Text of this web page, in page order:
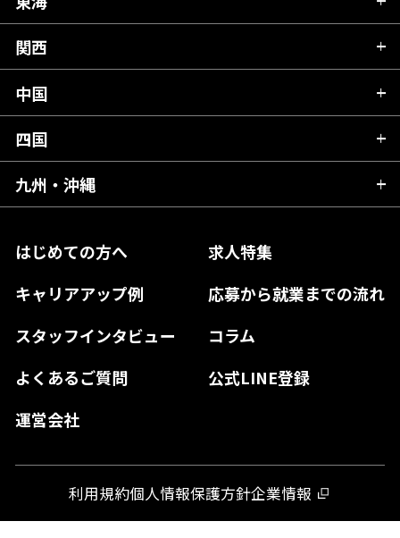
はじめての方へ
求人特集
キャリアアップ例
応募から就業までの流れ
スタッフインタビュー
コラム
よくあるご質問
公式LINE登録
運営会社
岩手県
宮城県
福島県
群馬県
千葉県
東京都
神奈川県
新潟県
富山県
石川県
山梨県
長野県
岐阜県
静岡県
愛知県
関西
滋賀県
京都府
大阪府
奈良県
和歌山県
中国
広島県
岡山県
島根県
山口県
四国
愛媛県
徳島県
九州・沖縄
宮崎県
利用規約個人情報保護方針企業情報